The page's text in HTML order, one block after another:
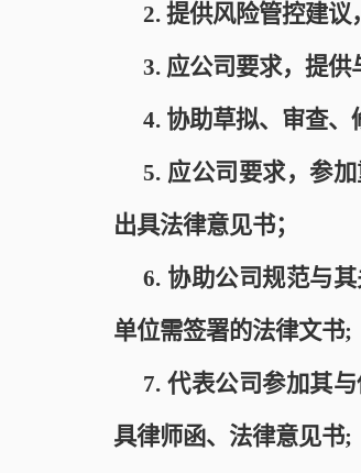
2. 提供风险管控建议
3. 应公司要求，提供
4. 协助草拟、审查、
5. 应公司要求，参
出具法律意见书；
6. 协助公司规范与
单位需签署的法律文书;
7. 代表公司参加其
具律师函、法律意见书;